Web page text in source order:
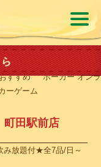
すすめ
ポーカー オンラ
ーゲーム
田駅前店
み放題付★全7品/日～